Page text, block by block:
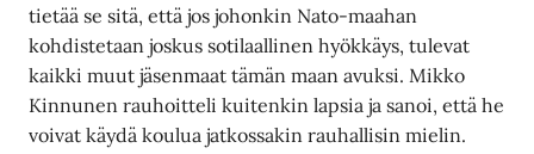
tietää se sitä, että jos johonkin Nato-maahan
kohdistetaan joskus sotilaallinen hyökkäys, tulevat
kaikki muut jäsenmaat tämän maan avuksi. Mikko
Kinnunen rauhoitteli kuitenkin lapsia ja sanoi, että he
voivat käydä koulua jatkossakin rauhallisin mielin.